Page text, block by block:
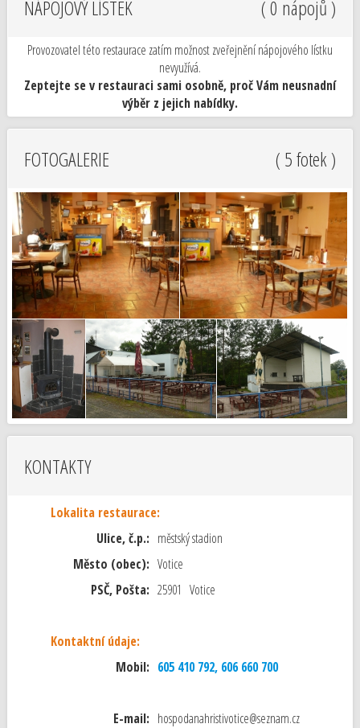
NÁPOJOVÝ LÍSTEK ( 0 nápojů )
Provozovatel této restaurace zatím možnost zveřejnění nápojového lístku
nevyužívá.
Zeptejte se v restauraci sami osobně, proč Vám neusnadní
výběr z jejich nabídky.
FOTOGALERIE ( 5 fotek )
KONTAKTY
Lokalita restaurace:
Ulice, č.p.: městský stadion
Město (obec): Votice
PSČ, Pošta: 25901 Votice
Kontaktní údaje:
Mobil: 605 410 792, 606 660 700
E-mail: hospodanahristivotice@seznam.cz